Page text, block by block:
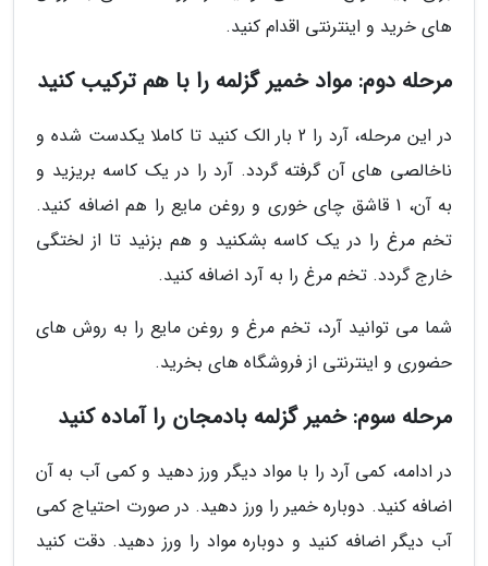
های خرید و اینترنتی اقدام کنید.
مرحله دوم: مواد خمیر گزلمه را با هم ترکیب کنید
در این مرحله، آرد را 2 بار الک کنید تا کاملا یکدست شده و
ناخالصی های آن گرفته گردد. آرد را در یک کاسه بریزید و
به آن، 1 قاشق چای خوری و روغن مایع را هم اضافه کنید.
تخم مرغ را در یک کاسه بشکنید و هم بزنید تا از لختگی
خارج گردد. تخم مرغ را به آرد اضافه کنید.
شما می توانید آرد، تخم مرغ و روغن مایع را به روش های
حضوری و اینترنتی از فروشگاه های بخرید.
مرحله سوم: خمیر گزلمه بادمجان را آماده کنید
در ادامه، کمی آرد را با مواد دیگر ورز دهید و کمی آب به آن
اضافه کنید. دوباره خمیر را ورز دهید. در صورت احتیاج کمی
آب دیگر اضافه کنید و دوباره مواد را ورز دهید. دقت کنید